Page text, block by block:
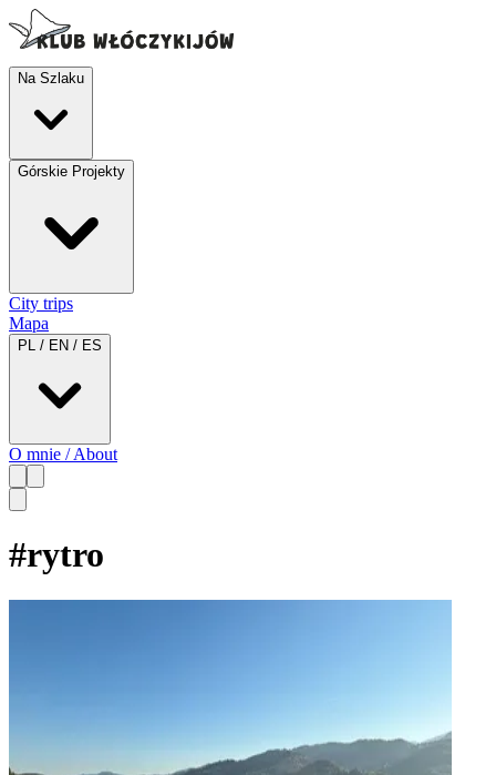
Na Szlaku
Górskie Projekty
City trips
Mapa
PL / EN / ES
O mnie / About
#rytro